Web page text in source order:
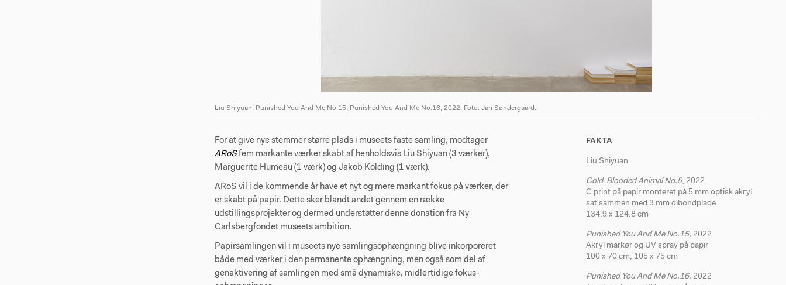
Liu Shiyuan. Punished You And Me No.15; Punished You And Me No.16, 2022. Foto: Jan Søndergaard.
For at give nye stemmer større plads i museets faste samling, modtager
ARoSfem markante værker skabt af henholdsvis Liu Shiyuan (3 værker),
Marguerite Humeau (1 værk) og Jakob Kolding (1 værk).
ARoS vil i de kommende år have et nyt og mere markant fokus på værker, der
er skabt på papir. Dette sker blandt andet gennem en række
udstillingsprojekter og dermed understøtter denne donation fra Ny
Carlsbergfondet museets ambition.
Papirsamlingen vil i museets nye samlingsophængning blive inkorporeret
både med værker i den permanente ophængning, men også som del af
genaktivering af samlingen med små dynamiske, midlertidige fokus-
FAKTA
Liu Shiyuan
Cold-Blooded Animal No.5, 2022
C print på papir monteret på 5 mm optisk akryl
sat sammen med 3 mm dibondplade
134.9 x 124.8 cm
Punished You And Me No.15, 2022
Akryl markør og UV spray på papir
100 x 70 cm; 105 x 75 cm
Punished You And Me No.16, 2022